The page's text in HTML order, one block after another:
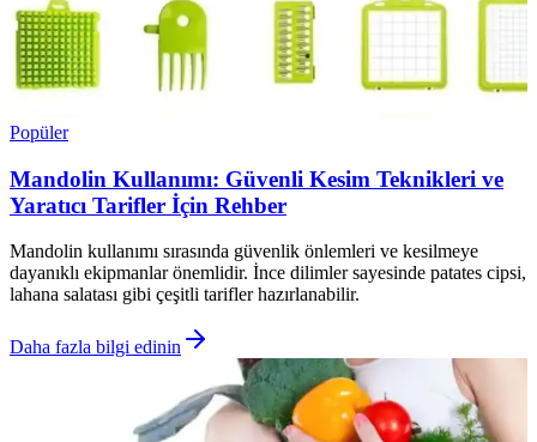
Popüler
Mandolin Kullanımı: Güvenli Kesim Teknikleri ve
Yaratıcı Tarifler İçin Rehber
Mandolin kullanımı sırasında güvenlik önlemleri ve kesilmeye
dayanıklı ekipmanlar önemlidir. İnce dilimler sayesinde patates cipsi,
lahana salatası gibi çeşitli tarifler hazırlanabilir.
Daha fazla bilgi edinin